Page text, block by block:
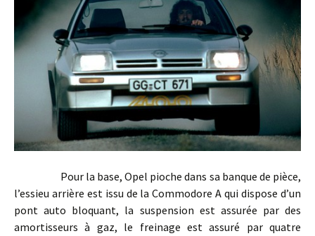
Pour la base, Opel pioche dans sa banque de pièce,
l’essieu arrière est issu de la Commodore A qui dispose d’un
pont auto bloquant, la suspension est assurée par des
amortisseurs à gaz, le freinage est assuré par quatre